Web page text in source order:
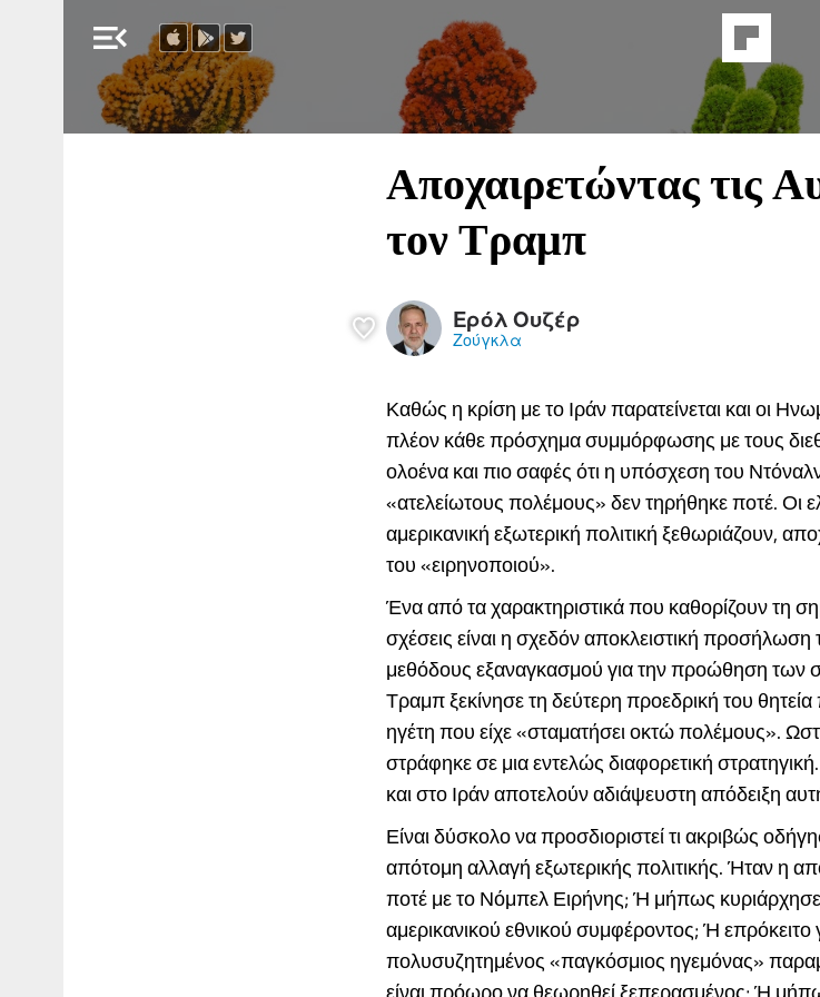
menu_open
Αποχαιρετώντας τις
τον Τραμπ
Ερόλ Ουζέρ
Ζούγκλα
Καθώς η κρίση με το Ιράν παρατείνεται και οι
πλέον κάθε πρόσχημα συμμόρφωσης με τους
ολοένα και πιο σαφές ότι η υπόσχεση του
«ατελείωτους πολέμους» δεν τηρήθηκε ποτέ. Οι
αμερικανική εξωτερική πολιτική ξεθωριάζουν,
του «ειρηνοποιού».
Ένα από τα χαρακτηριστικά που καθορίζουν τη
σχέσεις είναι η σχεδόν αποκλειστική
μεθόδους εξαναγκασμού για την προώθηση των
Τραμπ ξεκίνησε τη δεύτερη προεδρική του
ηγέτη που είχε «σταματήσει οκτώ πολέμους».
στράφηκε σε μια εντελώς διαφορετική
και στο Ιράν αποτελούν αδιάψευστη απόδειξη
Είναι δύσκολο να προσδιοριστεί τι ακριβώς
απότομη αλλαγή εξωτερικής πολιτικής. Ήταν η
ποτέ με το Νόμπελ Ειρήνης; Ή μήπως κυριάρχησε
αμερικανικού εθνικού συμφέροντος; Ή επρόκειτο
πολυσυζητημένος «παγκόσμιος ηγεμόνας»